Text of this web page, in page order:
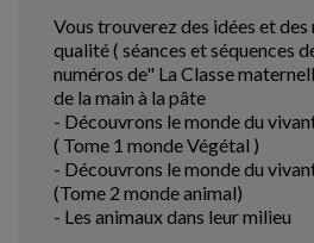
Vous trouverez des idées et des
qualité ( séances et séquences
numéros de" La Classe
de la main à la pâte
- Découvrons le monde du
( Tome 1 monde Végétal )
- Découvrons le monde du
(Tome 2 monde animal)
- Les animaux dans leur milieu